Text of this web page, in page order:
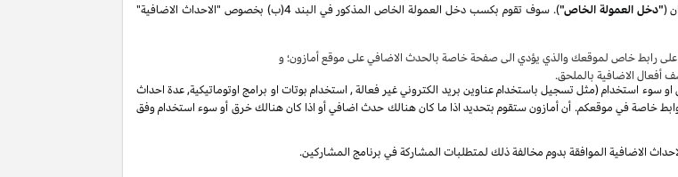
("دخل العمولة الخاص")
.سوف
تقوم بكسب دخل العمولة الخاص المذكور في البند 4(ب) بخصوص "الاحداث الاضافية"
رابط خاص لموقعك والذي يؤدي الى صفحة خاصة بالحدث الاضافي على موقع أمازون؛ و
أفعال الاضافية بالملحق.
استخدام (مثل تسجيل باستخدام عناوين بريد الكتروني غير فعالة , استخدام بوتات او برامج اوتوماتيكية, عدة احداث
خاصة في موقعكم. أن أمازون ستقوم بتحديد اذا ما كان هنالك حدث اضافي أو اذا كان هنالك خرق أو سوء استخدام وفق
الاضافية الموافقة بدوم مخالفة ذلك لمتطلبات المشاركة في برنامج المشاركين.